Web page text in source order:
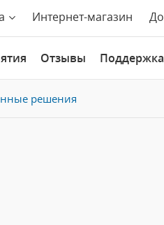
Интернет-магазин
Отзывы Поддержка
решения